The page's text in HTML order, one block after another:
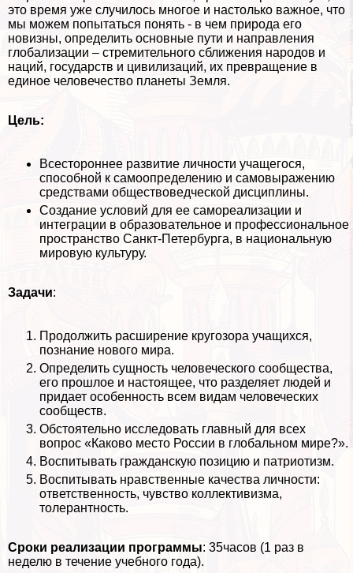
это время уже случилось многое и настолько важное, что
мы можем попытаться понять - в чем природа его
новизны, определить основные пути и направления
глобализации – стремительного сближения народов и
наций, государств и цивилизаций, их превращение в
единое человечество планеты Земля.
Цель:
Всестороннее развитие личности учащегося,
способной к самоопределению и самовыражению
средствами обществоведческой дисциплины.
Создание условий для ее самореализации и
интеграции в образовательное и профессиональное
прострaнcтво Санкт-Петербурга, в национальную
мировую культуру.
Задачи:
Продолжить расширение кругозора учащихся,
познание нового мира.
Определить сущность человеческого сообщества,
его прошлое и настоящее, что разделяет людей и
придает особенность всем видам человеческих
сообществ.
Обстоятельно исследовать главный для всех
вопрос «Каково место России в глобальном мире?».
Воспитывать гражданскую позицию и патриотизм.
Воспитывать нравственные качества личности:
ответственность, чувство коллективизма,
толерантность.
Сроки реализации программы: 35часов (1 раз в
неделю в течение учебного года).